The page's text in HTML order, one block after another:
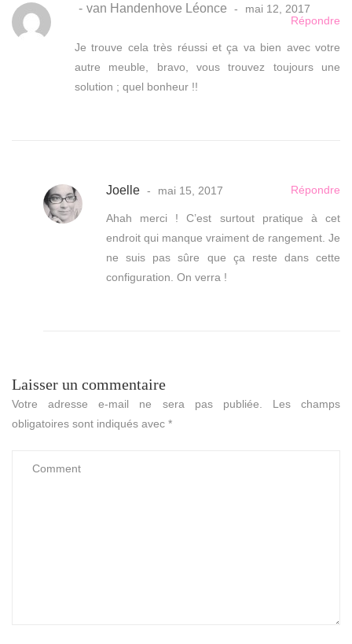
van Handenhove Léonce
mai 12, 2017
Répondre
Je trouve cela très réussi et ça va bien avec votre
autre meuble, bravo, vous trouvez toujours une
solution ; quel bonheur !!
Joelle mai 15, 2017 Répondre
Ahah merci ! C’est surtout pratique à cet
endroit qui manque vraiment de rangement. Je
ne suis pas sûre que ça reste dans cette
configuration. On verra !
Laisser un commentaire
Votre adresse e-mail ne sera pas publiée.
Les champs
obligatoires sont indiqués avec *